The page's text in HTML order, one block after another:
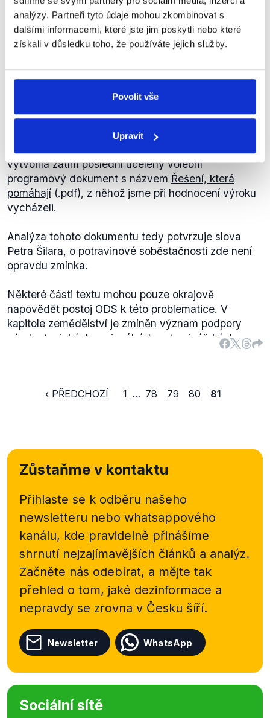
analýzy. Partneři tyto údaje mohou zkombinovat s
dalšími informacemi, které jste jim poskytli nebo které
získali v důsledku toho, že používáte jejich služby.
Povolit vše
Upravit
ČSL
Petr Šilar
soběstačnosti.
Otázky Václava Moravce,15. dubna 2012
PRAVDA
programu ODS z roku 2010 označen za pravdivý.
V roce 2010 proběhly volby do Poslanecké
sněmovny Parlamentu ČR. Při této příležitost ODS
vytvořila zatím poslední ucelený volební
programový dokument s názvem Řešení, která
pomáhají (.pdf), z něhož jsme při hodnocení výroku
vycházeli.
Analýza tohoto dokumentu tedy potvrzuje slova
Petra Šilara, o potravinové soběstačnosti zde není
opravdu zmínka.
Některé části textu mohou pouze okrajově
napovědět postoj ODS k této problematice. V
kapitole zemědělství je zmíněn význam podpory
výroby typických regionálních potravinářských
specialit a celkově podpory domácích potravin.
ekonomika je provázána s okolním světem."
‹ PŘEDCHOZÍ 1 … 78 79 80 81
Zůstaňme v kontaktu
Přihlaste se k odběru našeho
newsletteru nebo whatsappového
kanálu, kde pravidelně přinášíme
shrnutí nejzajímavějších článků a analýz.
Začněte nás odebírat, a mějte tak
přehled o tom, jaké dezinformace a
nepravdy se zrovna v Česku šíří.
Newsletter WhatsApp
Sociální sítě